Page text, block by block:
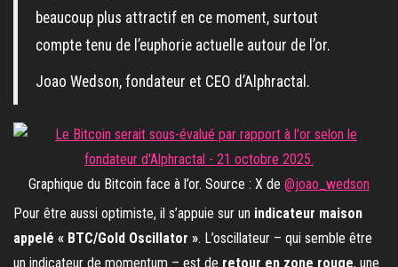
beaucoup plus attractif en ce moment, surtout
compte tenu de l’euphorie actuelle autour de l’or.
Joao Wedson, fondateur et CEO d’Alphractal.
Graphique du Bitcoin face à l’or. Source : X de @joao_wedson
Pour être aussi optimiste, il s’appuie sur un indicateur maison
appelé « BTC/Gold Oscillator ». L’oscillateur – qui semble être
un indicateur de momentum – est de retour en zone rouge, une